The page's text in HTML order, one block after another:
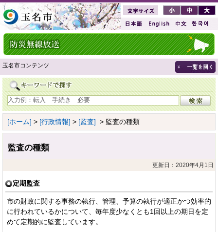
玉名市コンテンツ
[ホーム] > [行政情報] > [監査] > 監査の種類
監査の種類
更新日：2020年4月1日
定期監査
市の財政に関する事務の執行、管理、予算の執行が適正かつ効率的
に行われているかについて、毎年度少なくとも1回以上の期日を定
めて定期的に監査しています。